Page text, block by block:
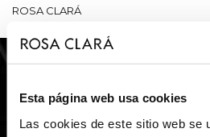
Esta página web usa cookies
Las cookies de este sitio web se
ROSA CLARÁ